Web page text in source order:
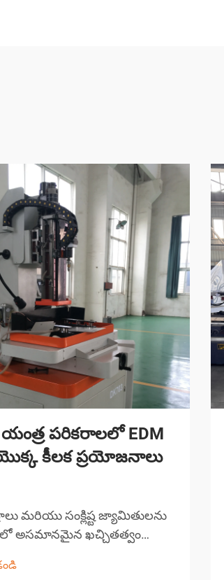
పరికరాలలో EDM
యొక్క కీలక ప్రయోజనాలు
మరియు సంక్లిష్ట జ్యామితులను
అసమానమైన ఖచ్చితత్వం
ఖచ్చితమైన తయారీ పరిశ్రమను